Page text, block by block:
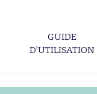
GUIDE
D’UTILISATION